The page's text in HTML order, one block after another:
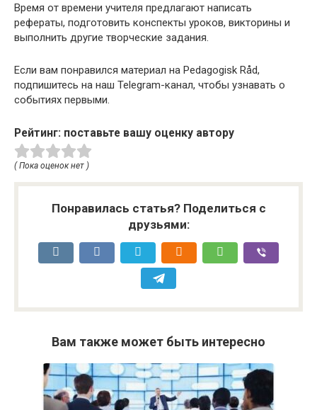
Время от времени учителя предлагают написать
рефераты, подготовить конспекты уроков, викторины и
выполнить другие творческие задания.
Если вам понравился материал на Pedagogisk Råd,
подпишитесь на наш Telegram-канал, чтобы узнавать о
событиях первыми.
Рейтинг: поставьте вашу оценку автору
( Пока оценок нет )
Понравилась статья? Поделиться с
друзьями:
Вам также может быть интересно